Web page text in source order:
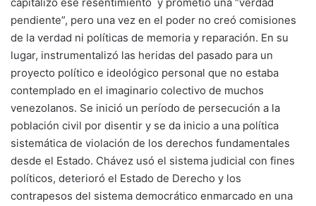
pendiente”, pero una vez en el poder no creó comisiones
de la verdad ni políticas de memoria y reparación. En su
lugar, instrumentalizó las heridas del pasado para un
proyecto político e ideológico personal que no estaba
contemplado en el imaginario colectivo de muchos
venezolanos. Se inició un período de persecución a la
población civil por disentir y se da inicio a una política
sistemática de violación de los derechos fundamentales
desde el Estado. Chávez usó el sistema judicial con fines
políticos, deterioró el Estado de Derecho y los
contrapesos del sistema democrático enmarcado en una